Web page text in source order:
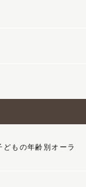
もの年齢別オーラ